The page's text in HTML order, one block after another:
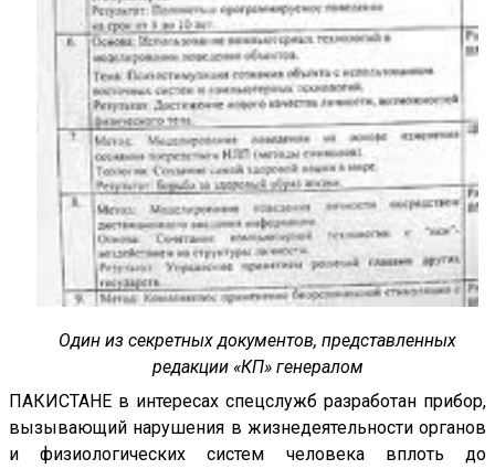
Один из секретных документов, представленных
редакции «КП» генералом
ПАКИСТАНЕ в интересах спецслужб разработан прибор,
вызывающий нарушения в жизнедеятельности органов
и физиологических систем человека вплоть до